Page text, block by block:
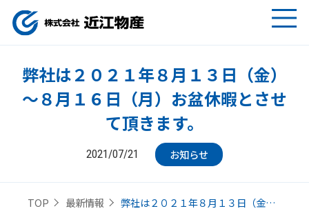
弊社は２０２１年８月１３日（金）
～８月１６日（月）お盆休暇とさせ
て頂きます。
2021/07/21 お知らせ
TOP 最新情報 弊社は２０２１年８月１３日（金…